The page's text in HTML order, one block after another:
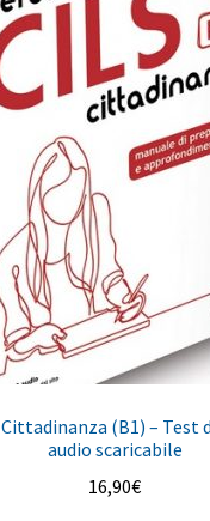
Cittadinanza (B1) – Test
audio scaricabile
16,90€